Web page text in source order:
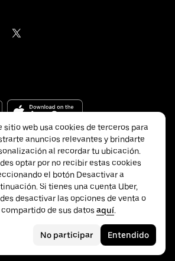
Inc.
sitio web usa cookies de terceros para
anuncios relevantes y brindarte
al recordar tu ubicación.
optar por no recibir estas cookies
el botón Desactivar a
Si tienes una cuenta Uber,
desactivar las opciones de venta o
compartido de sus datos aquí.
No participar Entendido